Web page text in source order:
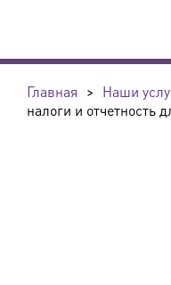
Главная > Наши
налоги и отчетность